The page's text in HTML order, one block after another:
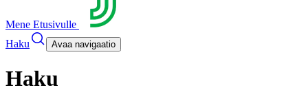
Mene Etusivulle
Haku
Avaa navigaatio
Haku